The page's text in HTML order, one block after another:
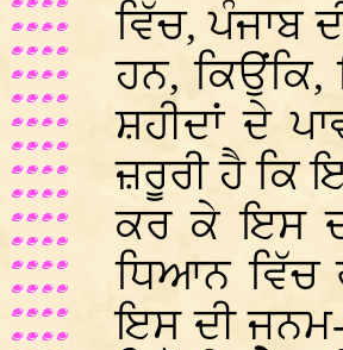
ਵਿੱਚ, ਪੰਜਾਬ
ਹਨ,
ਸ਼ਹੀਦਾਂ ਦੇ
ਜ਼ਰੂਰੀ ਹੈ ਕਿ
ਕਰ ਕੇ ਇਸ
ਧਿਆਨ ਵਿੱਚ
ਇਸ ਦੀ